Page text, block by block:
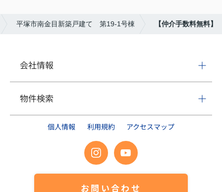
平塚市南金目新築戸建て 第19-1号棟 【仲介手数料無料】
会社情報
物件検索
個人情報 利用規約 アクセスマップ
お問い合わせ